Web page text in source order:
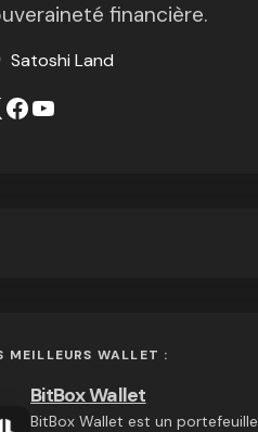
financière.
Satoshi Land
MEILLEURS WALLET :
BitBox Wallet
BitBox Wallet est un portefeuille